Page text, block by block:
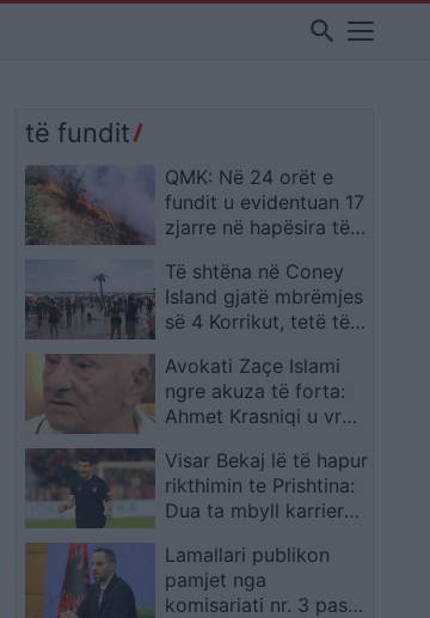
search
të fundit
QMK: Në 24 orët e
fundit u evidentuan 17
zjarre në hapësira të
Të shtëna në Coney
Island gjatë mbrëmjes
së 4 Korrikut, tetë të
katër fëmijë
Avokati Zaçe Islami
ngre akuza të forta:
Ahmet Krasniqi u vra
shqiptar në
bashkëpunim me PDK-
në
Visar Bekaj lë të hapur
rikthimin te Prishtina:
Dua ta mbyll karrierën
Lamallari publikon
pamjet nga
komisariati nr. 3 pas